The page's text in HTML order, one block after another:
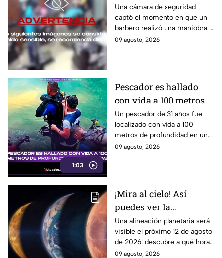
cliente durante ´masaje´
Una cámara de seguridad
captó el momento en que un
barbero realizó una maniobra a
modo de masaje y le fracturó
09 agosto, 2026
1:03
Pescador es hallado
con vida a 100 metros
de profundidad tras 15
días
Un pescador de 31 años fue
localizado con vida a 100
metros de profundidad en un
cenote de Veracruz, tras
09 agosto, 2026
¡Mira al cielo! Así
puedes ver la
alineación planetaria
del 12 de agosto desde
Puebla
Una alineación planetaria será
visible el próximo 12 de agosto
de 2026: descubre a qué hora
mirar y como disfrutar desde
09 agosto, 2026